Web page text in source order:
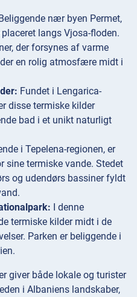
nær byen Permet,
langs Vjosa-floden.
der forsynes af varme
en rolig atmosfære midt i
Fundet i Lengarica-
disse termiske kilder
bad i et unikt naturligt
i Tepelena-regionen, er
sine termiske vande. Stedet
og udendørs bassiner fyldt
I denne
termiske kilder midt i de
Parken er beliggende i
giver både lokale og turister
i Albaniens landskaber,